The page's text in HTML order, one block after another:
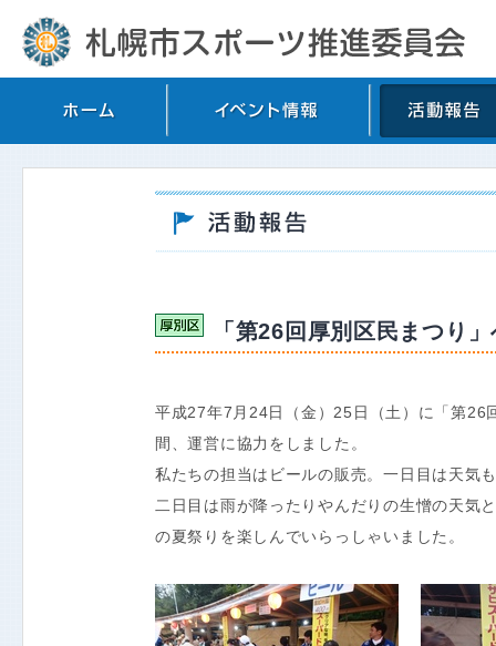
「第26回厚別区民まつり
平成27年7月24日（金）25日（土）に「第26
間、運営に協力をしました。
私たちの担当はビールの販売。一日目は天気
二日目は雨が降ったりやんだりの生憎の天気
の夏祭りを楽しんでいらっしゃいました。